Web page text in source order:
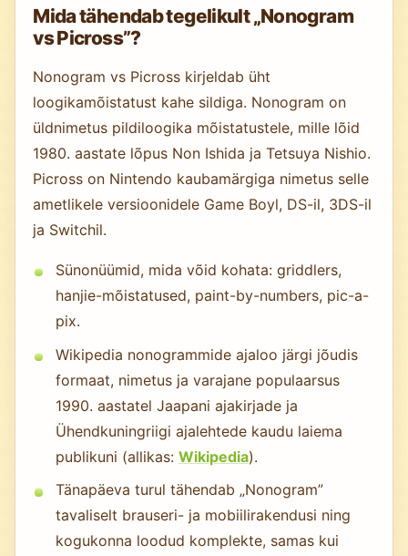
Mida tähendab tegelikult „Nonogram
vs Picross”?
Nonogram vs Picross kirjeldab üht
loogikamõistatust kahe sildiga. Nonogram on
üldnimetus pildiloogika mõistatustele, mille lõid
1980. aastate lõpus Non Ishida ja Tetsuya Nishio.
Picross on Nintendo kaubamärgiga nimetus selle
ametlikele versioonidele Game Boyl, DS-il, 3DS-il
ja Switchil.
Sünonüümid, mida võid kohata: griddlers,
hanjie-mõistatused, paint-by-numbers, pic-a-
pix.
Wikipedia nonogrammide ajaloo järgi jõudis
formaat, nimetus ja varajane populaarsus
1990. aastatel Jaapani ajakirjade ja
Ühendkuningriigi ajalehtede kaudu laiema
publikuni (allikas: Wikipedia).
Tänapäeva turul tähendab „Nonogram”
tavaliselt brauseri- ja mobiilirakendusi ning
kogukonna loodud komplekte, samas kui